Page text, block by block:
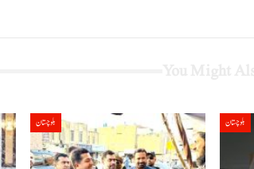
بلوچستان بلوچستان